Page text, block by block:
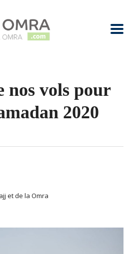
nos vols pour
2020
et de la Omra